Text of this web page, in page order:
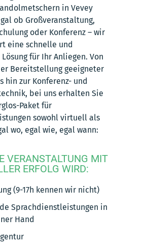
in Vevey
ob Großveranstaltung,
oder Konferenz – wir
eine schnelle und
für Ihr Anliegen. Von
Bereitstellung geeigneter
hin zur Konferenz- und
bei uns erhalten Sie
Paket für
sowohl virtuell als
wo, egal wie, egal wann:
VERANSTALTUNG MIT
ERFOLG WIRD:
(9-17h kennen wir nicht)
Sprachdienstleistungen in
Hand